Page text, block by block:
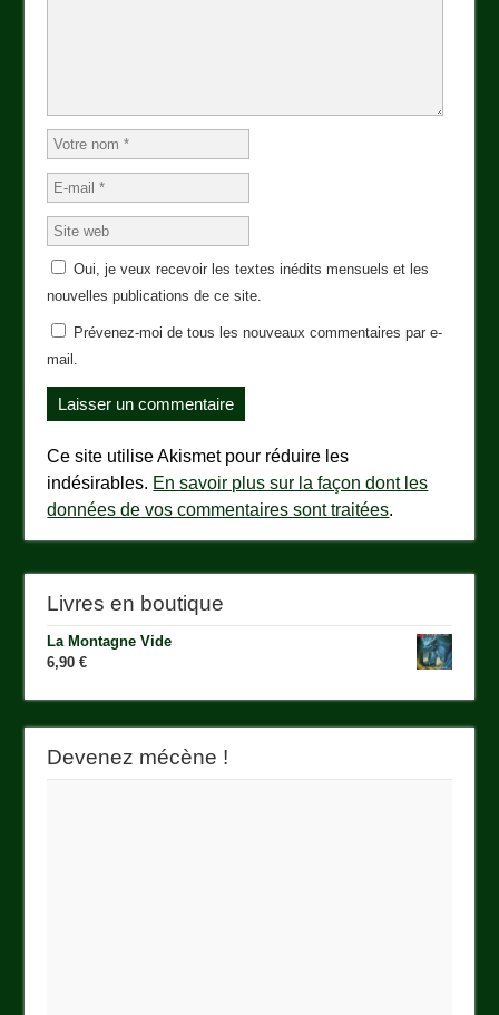
Oui, je veux recevoir les textes inédits mensuels et les
nouvelles publications de ce site.
Prévenez-moi de tous les nouveaux commentaires par e-
mail.
Ce site utilise Akismet pour réduire les
indésirables. En savoir plus sur la façon dont les
données de vos commentaires sont traitées.
Livres en boutique
La Montagne Vide
6,90€
Devenez mécène !